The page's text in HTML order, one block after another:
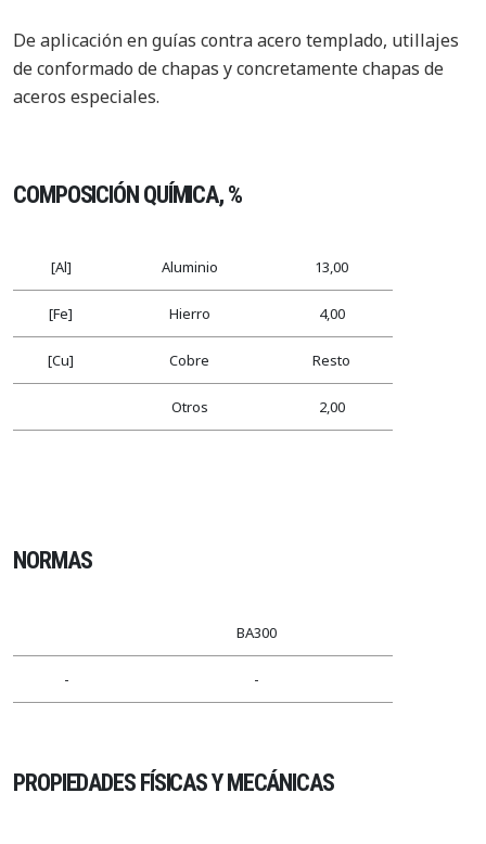
De aplicación en guías contra acero templado, utillajes
de conformado de chapas y concretamente chapas de
aceros especiales.
COMPOSICIÓN QUÍMICA, %
[Al] Aluminio 13,00
[Fe] Hierro 4,00
[Cu] Cobre Resto
Otros 2,00
NORMAS
BA300
- -
PROPIEDADES FÍSICAS Y MECÁNICAS